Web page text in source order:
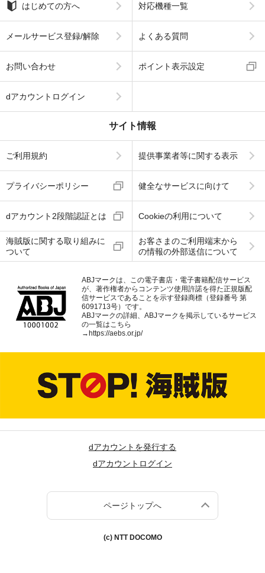
はじめての方へ 対応機種一覧
メールサービス登録/解除 よくある質問
お問い合わせ ポイント表示設定
dアカウントログイン
サイト情報
ご利用規約 提供事業者等に関する表示
プライバシーポリシー 健全なサービスに向けて
dアカウント2段階認証とは Cookieの利用について
海賊版に関する取り組みに
ついて
お客さまのご利用端末から
の情報の外部送信について
ABJマークは、この電子書店・電子書籍配信サービス
が、著作権者からコンテンツ使用許諾を得た正規版配
信サービスであることを示す登録商標（登録番号 第
6091713号）です。
ABJマークの詳細、ABJマークを掲示しているサービス
の一覧はこちら
→ https://aebs.or.jp/
dアカウントを発行する
dアカウントログイン
ページトップへ
(c) NTT DOCOMO